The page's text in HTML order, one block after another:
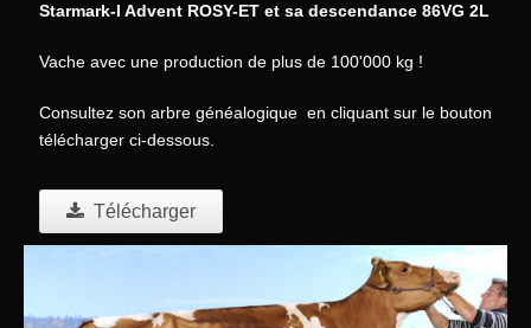
Starmark-I Advent ROSY-ET et sa descendance 86VG 2L
Vache avec une production de plus de 100'000 kg !
Consultez son arbre généalogique en cliquant sur le bouton
télécharger ci-dessous.
Télécharger